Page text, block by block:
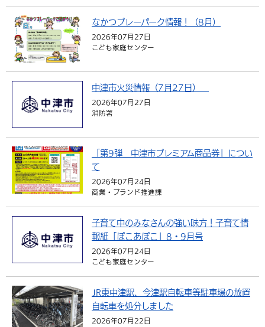
なかつプレーパーク情報！（8月）
2026年07月27日
こども家庭センター
中津市火災情報（7月27日）
2026年07月27日
消防署
「第9弾 中津市プレミアム商品券」につい
て
2026年07月24日
商業・ブランド推進課
子育て中のみなさんの強い味方！子育て情
報紙「ぽこあぽこ」8・9月号
2026年07月24日
こども家庭センター
JR東中津駅、今津駅自転車等駐車場の放置
自転車を処分しました
2026年07月22日